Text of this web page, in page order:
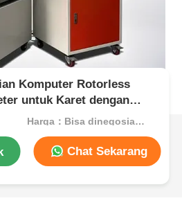
Komputer Rotorless
untuk Karet dengan
Harga：Bisa dinegosiasikan
Chat Sekarang